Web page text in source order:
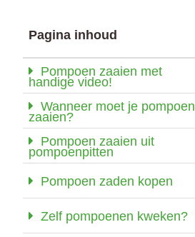
Pagina inhoud
Pompoen zaaien met
handige video!
Wanneer moet je pompoen
zaaien?
Pompoen zaaien uit
pompoenpitten
Pompoen zaden kopen
Zelf pompoenen kweken?